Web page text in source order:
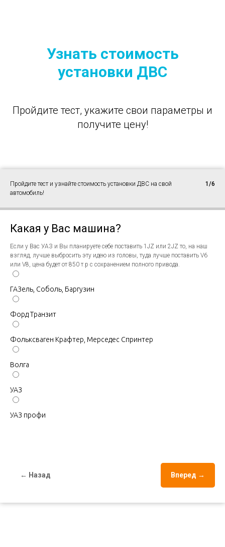
Узнать стоимость
установки ДВС
Пройдите тест, укажите свои параметры и
получите цену!
Пройдите тест и узнайте стоимость установки ДВС на свой
автомобиль!
1/6
Какая у Вас машина?
Если у Вас УАЗ и Вы планируете себе поставить 1JZ или 2JZ то, на наш
взгляд, лучше выбросить эту идею из головы, туда лучше поставить V6
или V8, цена будет от 850 т.р с сохранением полного привода.
ГАЗель, Соболь, Баргузин
Форд Транзит
Фольксваген Крафтер, Мерседес Спринтер
Волга
УАЗ
УАЗ профи
← Назад Вперед →